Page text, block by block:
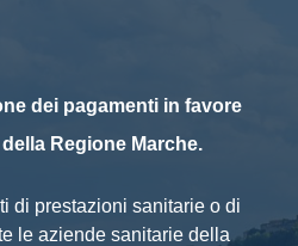
dei pagamenti in favore
Regione Marche.
di prestazioni sanitarie o di
le aziende sanitarie della